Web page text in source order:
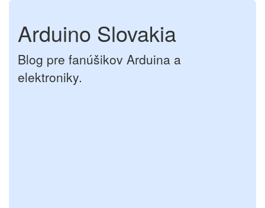
Arduino Slovakia
Blog pre fanúšikov Arduina a
elektroniky.